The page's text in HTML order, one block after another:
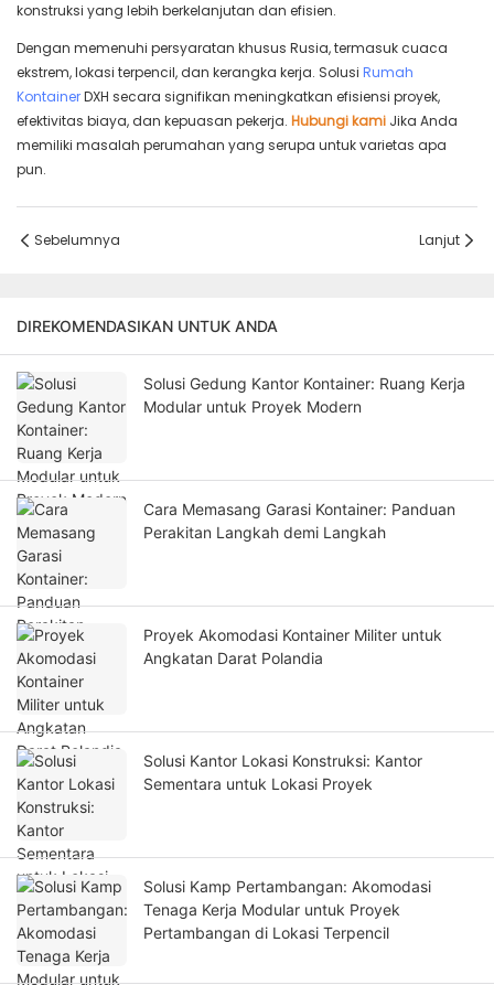
konstruksi yang lebih berkelanjutan dan efisien.
Dengan memenuhi persyaratan khusus Rusia, termasuk cuaca
ekstrem, lokasi terpencil, dan kerangka kerja. Solusi Rumah
KontainerDXH secara signifikan meningkatkan efisiensi proyek,
efektivitas biaya, dan kepuasan pekerja. Hubungi kami Jika Anda
memiliki masalah perumahan yang serupa untuk varietas apa
pun.
Sebelumnya Lanjut
DIREKOMENDASIKAN UNTUK ANDA
Solusi Gedung Kantor Kontainer: Ruang Kerja
Modular untuk Proyek Modern
Cara Memasang Garasi Kontainer: Panduan
Perakitan Langkah demi Langkah
Proyek Akomodasi Kontainer Militer untuk
Angkatan Darat Polandia
Solusi Kantor Lokasi Konstruksi: Kantor
Sementara untuk Lokasi Proyek
Solusi Kamp Pertambangan: Akomodasi
Tenaga Kerja Modular untuk Proyek
Pertambangan di Lokasi Terpencil